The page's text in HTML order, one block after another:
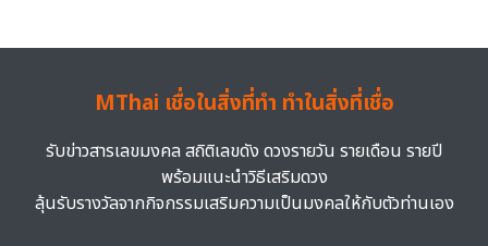
MThai เชื่อในสิ่งที่ทำ ทำในสิ่งที่เชื่อ
รับข่าวสารเลขมงคล สถิติเลขดัง ดวงรายวัน รายเดือน รายปี
พร้อมแนะนำวิธีเสริมดวง
ลุ้นรับรางวัลจากกิจกรรมเสริมความเป็นมงคลให้กับตัวท่านเอง